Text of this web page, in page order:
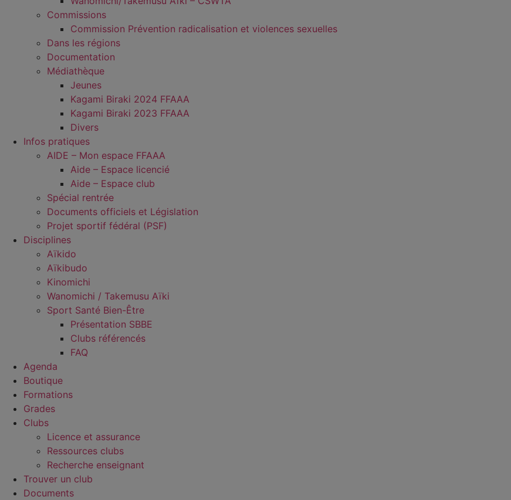
Commissions
Commission Prévention radicalisation et violences sexuelles
Dans les régions
Documentation
Médiathèque
Jeunes
Kagami Biraki 2024 FFAAA
Kagami Biraki 2023 FFAAA
Divers
Infos pratiques
AIDE – Mon espace FFAAA
Aide – Espace licencié
Aide – Espace club
Spécial rentrée
Documents officiels et Législation
Projet sportif fédéral (PSF)
Disciplines
Aïkido
Aïkibudo
Kinomichi
Wanomichi / Takemusu Aïki
Sport Santé Bien-Être
Présentation SBBE
Clubs référencés
FAQ
Agenda
Boutique
Formations
Grades
Clubs
Licence et assurance
Ressources clubs
Recherche enseignant
Trouver un club
Documents